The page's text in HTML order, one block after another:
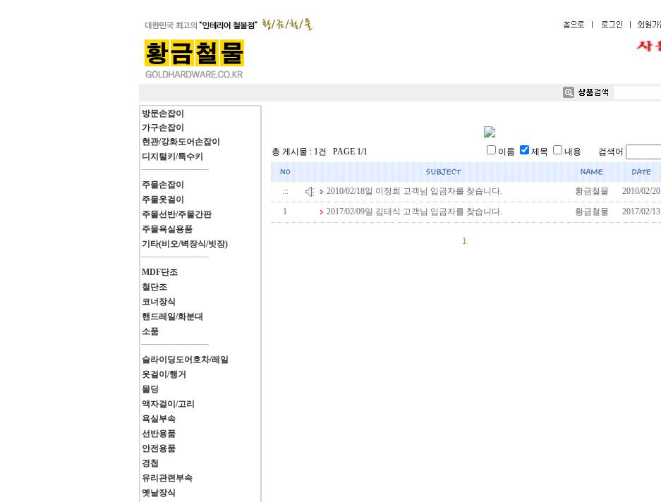
방문손잡이
가구손잡이
현관/강화도어손잡이
디지털키/특수키
------------------------
주물손잡이
주물옷걸이
주물선반/주물간판
주물욕실용품
기타(비오/벽장식/빗장)
------------------------
MDF단조
철단조
코너장식
핸드레일/화분대
소품
------------------------
슬라이딩도어호차/레일
옷걸이/행거
몰딩
액자걸이/고리
욕실부속
선반용품
안전용품
경첩
유리관련부속
옛날장식
총 게시물 : 1건 PAGE 1/1 이름 제목 내용 검색어
::: 2010/02/18일 이정희 고객님 입금자를 찾습니다. 황금철물 2010/02/20
1 2017/02/09일 김태식 고객님 입금자를 찾습니다. 황금철물 2017/02/13
1